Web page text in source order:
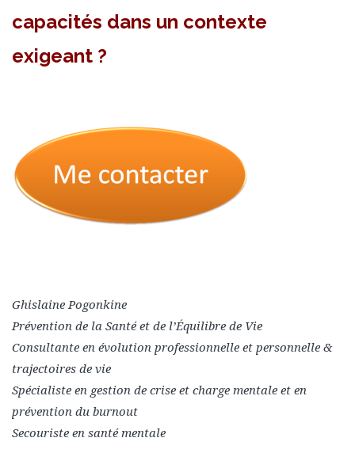
capacités dans un contexte
exigeant ?
Ghislaine Pogonkine
Prévention de la Santé et de l’Équilibre de Vie
Consultante en évolution professionnelle et personnelle &
trajectoires de vie
Spécialiste en gestion de crise et charge mentale et en
prévention du burnout
Secouriste en santé mentale